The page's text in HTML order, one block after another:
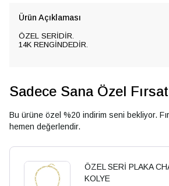
Ürün Açıklaması
ÖZEL SERİDİR.
14K RENGİNDEDİR.
Sadece Sana Özel
Bu ürüne özel %20 indirim seni bekliyor.
hemen değerlendir.
ÖZEL SERİ PLAKA
KOLYE